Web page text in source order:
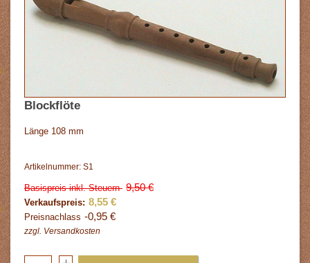
Blockflöte
Länge 108 mm
Artikelnummer: S1
Basispreis inkl. Steuern 9,50 €
Verkaufspreis: 8,55 €
Preisnachlass -0,95 €
zzgl. Versandkosten